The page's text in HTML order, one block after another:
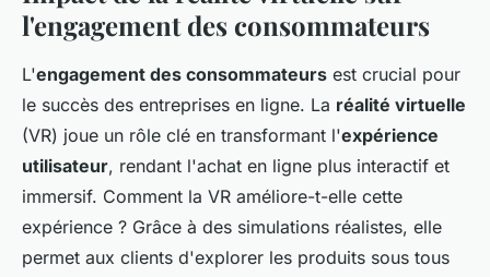
l'engagement des consommateurs
L'engagement des consommateurs est crucial pour
le succès des entreprises en ligne. La réalité virtuelle
(VR) joue un rôle clé en transformant l'expérience
utilisateur, rendant l'achat en ligne plus interactif et
immersif. Comment la VR améliore-t-elle cette
expérience ? Grâce à des simulations réalistes, elle
permet aux clients d'explorer les produits sous tous